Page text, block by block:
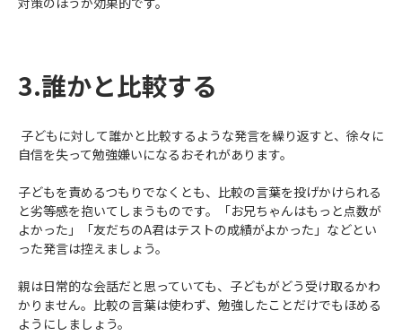
3.誰かと比較する
子どもに対して誰かと比較するような発言を繰り返すと、徐々に
自信を失って勉強嫌いになるおそれがあります。
子どもを責めるつもりでなくとも、比較の言葉を投げかけられる
と劣等感を抱いてしまうものです。「お兄ちゃんはもっと点数が
よかった」「友だちのA君はテストの成績がよかった」などとい
った発言は控えましょう。
親は日常的な会話だと思っていても、子どもがどう受け取るかわ
かりません。比較の言葉は使わず、勉強したことだけでもほめる
ようにしましょう。